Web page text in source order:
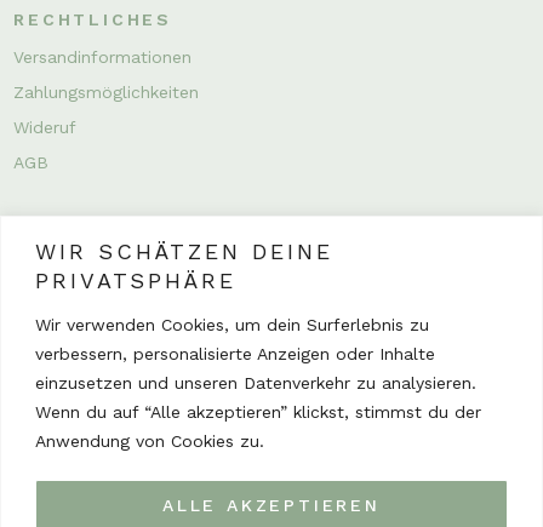
WIR SCHÄTZEN DEINE
PRIVATSPHÄRE
Wir verwenden Cookies, um dein Surferlebnis zu
verbessern, personalisierte Anzeigen oder Inhalte
einzusetzen und unseren Datenverkehr zu analysieren.
Wenn du auf “Alle akzeptieren” klickst, stimmst du der
Anwendung von Cookies zu.
ALLE AKZEPTIEREN
RECHTLICHES
Versandinformationen
Zahlungsmöglichkeiten
Wideruf
AGB
INSTAGRAM